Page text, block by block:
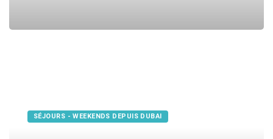
SÉJOURS - WEEKENDS DEPUIS DUBAI